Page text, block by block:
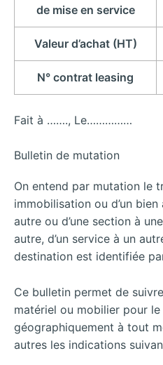
de mise en service
Valeur d’achat (HT)
N° contrat leasing
Fait à ……., Le……………
Bulletin de mutation
On entend par mutation le
immobilisation ou d’un bien
autre ou d’une section à
autre, d’un service à un
destination est identifiée
Ce bulletin permet de
matériel ou mobilier pour
géographiquement à tout
autres les indications